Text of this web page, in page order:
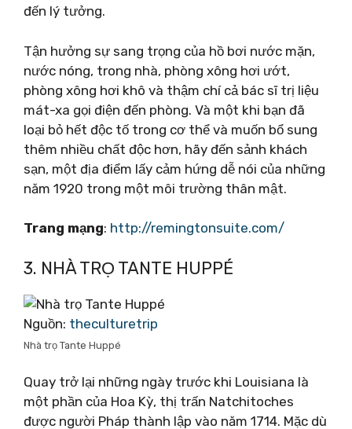
đến lý tưởng.
Tận hưởng sự sang trọng của hồ bơi nước mặn,
nước nóng, trong nhà, phòng xông hơi ướt,
phòng xông hơi khô và thậm chí cả bác sĩ trị liệu
mát-xa gọi điện đến phòng. Và một khi bạn đã
loại bỏ hết độc tố trong cơ thể và muốn bổ sung
thêm nhiều chất độc hơn, hãy đến sảnh khách
sạn, một địa điểm lấy cảm hứng dễ nói của những
năm 1920 trong một môi trường thân mật.
Trang mạng: http://remingtonsuite.com/
3. NHÀ TRỌ TANTE HUPPÉ
Nguồn: theculturetrip
Nhà trọ Tante Huppé
Quay trở lại những ngày trước khi Louisiana là
một phần của Hoa Kỳ, thị trấn Natchitoches
được người Pháp thành lập vào năm 1714. Mặc dù